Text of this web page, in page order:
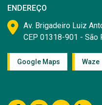
ENDEREÇO
Av. Brigadeiro Luiz
CEP 01318-901 - São
Google Maps Waze